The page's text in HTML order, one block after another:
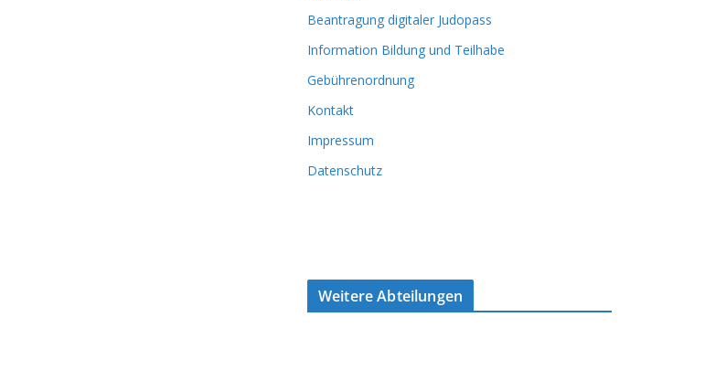
Beantragung digitaler Judopass
Information Bildung und Teilhabe
Gebührenordnung
Kontakt
Impressum
Datenschutz
Weitere Abteilungen